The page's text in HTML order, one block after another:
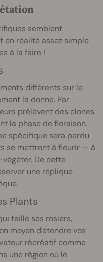
semblent
en réalité assez simple
à la faire !
différents sur le
la donne. Par
prélèvent des clones
la phase de floraison.
spécifique sera perdu
se mettront à fleurir — à
De cette
une réplique
Plants
taille ses rosiers,
moyen d'étendre vos
récréatif comme
une région où le